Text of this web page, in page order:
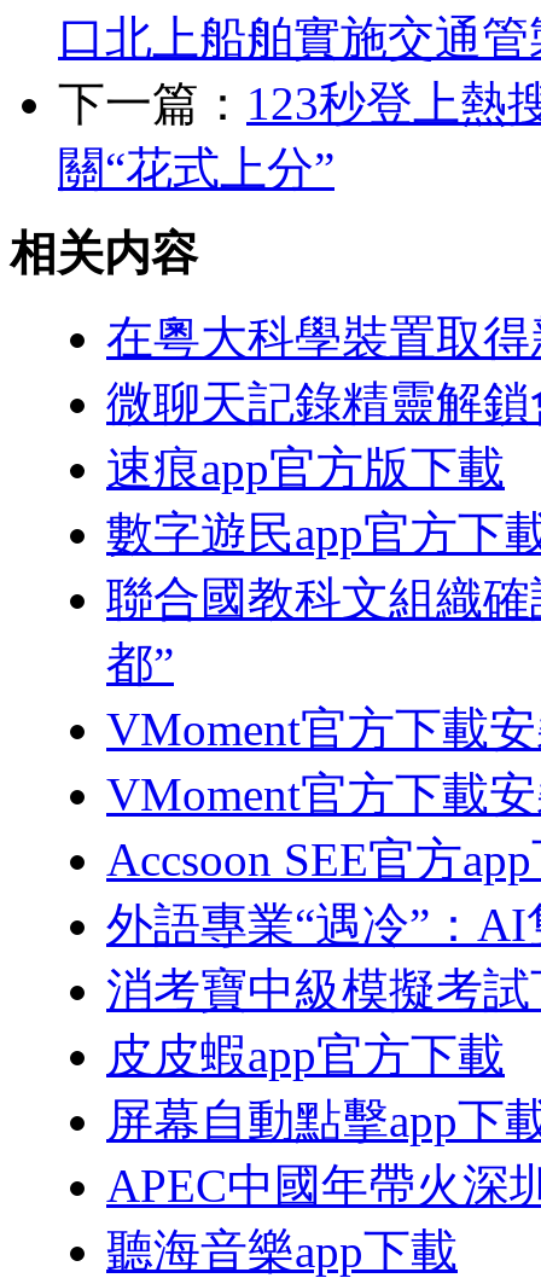
口北上船舶實施交通管
下一篇： 123秒登上熱
關“花式上分”
相关内容
在粵大科學裝置取
微聊天記錄精靈解
速痕app官方版下載
數字遊民app官方下
聯合國教科文組織
都”
VMoment官方下載
VMoment官方下載
Accsoon SEE官方
外語專業“遇冷”：
消考寶中級模擬考
皮皮蝦app官方下載
屏幕自動點擊app下
APEC中國年帶火深
聽海音樂app下載